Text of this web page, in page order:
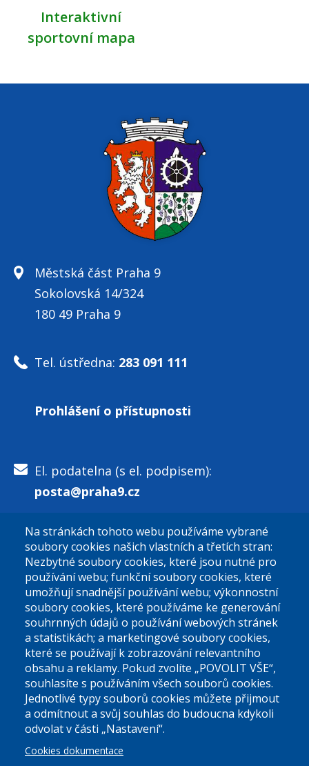
Interaktivní
sportovní mapa
Městská část Praha 9
Sokolovská 14/324
180 49 Praha 9
Tel. ústředna: 283 091 111
Prohlášení o přístupnosti
El. podatelna (s el. podpisem):
posta@praha9.cz
El. podatelna (bez el. podpisu):
podatelna@praha9.cz
Úřední dny:
Po a St: 08.00-12.00; 13.00-18.00
Úřední hodiny
Na stránkách tohoto webu používáme vybrané
soubory cookies našich vlastních a třetích stran:
Nezbytné soubory cookies, které jsou nutné pro
používání webu; funkční soubory cookies, které
umožňují snadnější používání webu; výkonnostní
soubory cookies, které používáme ke generování
souhrnných údajů o používání webových stránek
a statistikách; a marketingové soubory cookies,
které se používají k zobrazování relevantního
obsahu a reklamy. Pokud zvolíte „POVOLIT VŠE“,
souhlasíte s používáním všech souborů cookies.
Jednotlivé typy souborů cookies můžete přijmout
a odmítnout a svůj souhlas do budoucna kdykoli
odvolat v části „Nastavení“.
Cookies dokumentace